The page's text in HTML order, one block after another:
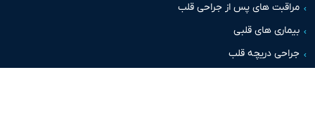
های پس از جراحی قلب
های قلبی
دریچه قلب